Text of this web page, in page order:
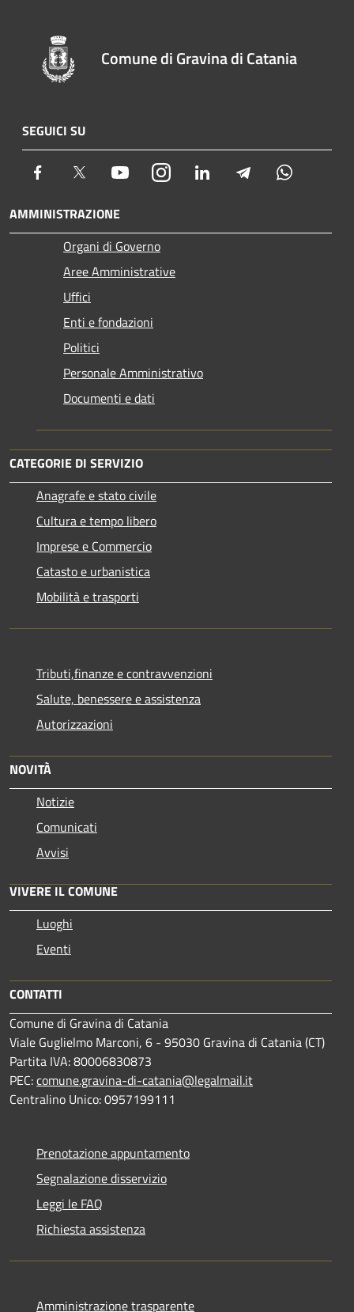
Comune di Gravina di Catania
SEGUICI SU
Facebook Twitter YoutubeInstagram LinkedIn Telegram
AMMINISTRAZIONE
Organi di Governo
Aree Amministrative
Uffici
Enti e fondazioni
Politici
Personale Amministrativo
Documenti e dati
CATEGORIE DI SERVIZIO
Anagrafe e stato civile
Cultura e tempo libero
Imprese e Commercio
Catasto e urbanistica
Mobilità e trasporti
Tributi,finanze e contravvenzioni
Salute, benessere e assistenza
Autorizzazioni
NOVITÀ
Notizie
Comunicati
Avvisi
VIVERE IL COMUNE
Luoghi
Eventi
CONTATTI
Comune di Gravina di Catania
Viale Guglielmo Marconi, 6 - 95030 Gravina di Catania (CT)
Partita IVA: 80006830873
PEC:comune.gravina-di-catania@legalmail.it
Centralino Unico: 0957199111
Prenotazione appuntamento
Segnalazione disservizio
Leggi le FAQ
Richiesta assistenza
Amministrazione trasparente